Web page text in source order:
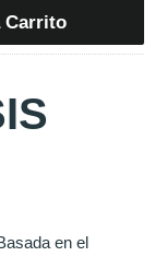
Carrito
en el